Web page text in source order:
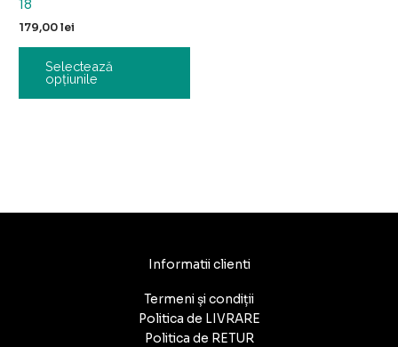
18
179,00lei
Selectează
opțiunile
Informatii clienti
Termeni și condiții
Politica de LIVRARE
Politica de RETUR